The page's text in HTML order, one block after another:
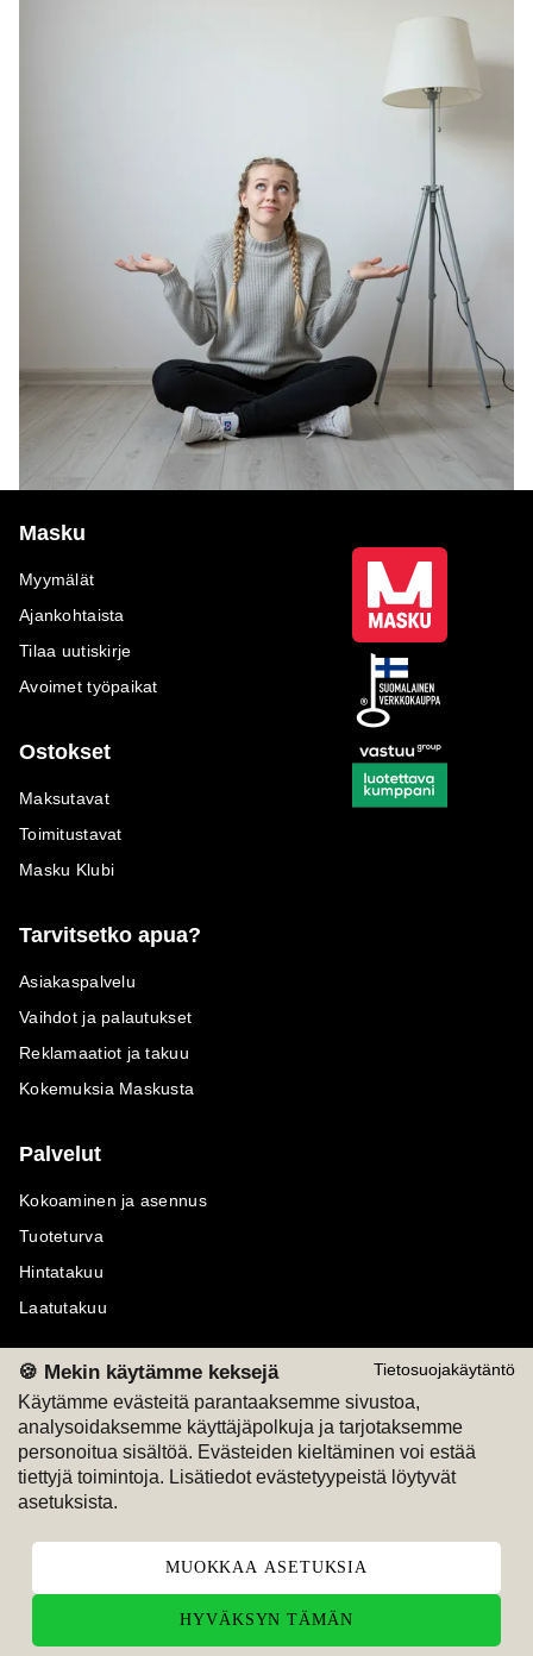
Tietosuojakäytäntö
🍪 Mekin käytämme keksejä
Käytämme evästeitä parantaaksemme sivustoa,
analysoidaksemme käyttäjäpolkuja ja tarjotaksemme
personoitua sisältöä. Evästeiden kieltäminen voi estää
tiettyjä toimintoja. Lisätiedot evästetyypeistä löytyvät
asetuksista.
MUOKKAA ASETUKSIA
HYVÄKSYN TÄMÄN
Masku
Myymälät
Ajankohtaista
Tilaa uutiskirje
Avoimet työpaikat
Ostokset
Maksutavat
Toimitustavat
Masku Klubi
Tarvitsetko apua?
Asiakaspalvelu
Vaihdot ja palautukset
Reklamaatiot ja takuu
Kokemuksia Maskusta
Palvelut
Kokoaminen ja asennus
Tuoteturva
Hintatakuu
Laatutakuu
Maksutavat
M
Seuraa meitä